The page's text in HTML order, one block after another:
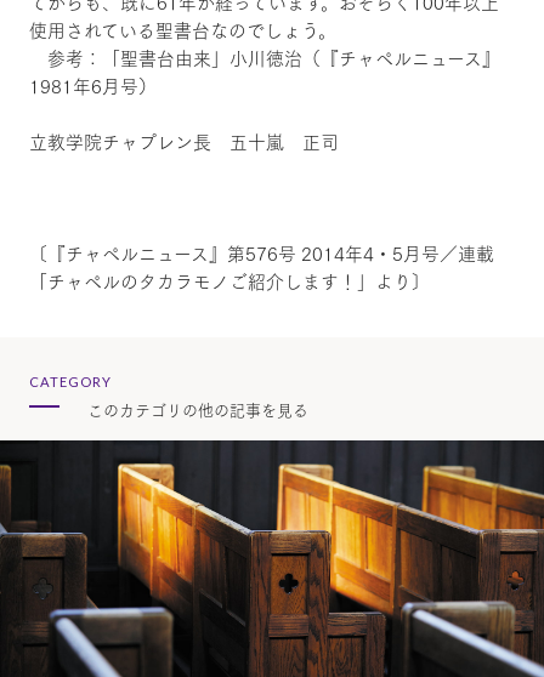
使用されている聖書台なのでしょう。
参考：「聖書台由来」小川徳治（『チャペルニュース』
1981年6月号）
立教学院チャプレン長 五十嵐 正司
〔『チャペルニュース』第576号 2014年4・5月号／連載
「チャペルのタカラモノご紹介します！」より〕
CATEGORY
このカテゴリの他の記事を見る